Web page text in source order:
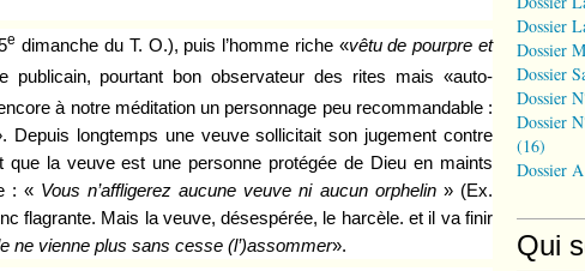
e dimanche du T. O.), puis l’homme riche «vêtu de pourpre et
publicain, pourtant bon observateur des rites mais «auto-
à notre méditation un personnage peu recommandable :
Depuis longtemps une veuve sollicitait son jugement contre
la veuve est une personne protégée de Dieu en maints
: « Vous n’affligerez aucune veuve ni aucun orphelin » (Ex.
flagrante. Mais la veuve, désespérée, le harcèle. et il va finir
ne vienne plus sans cesse (l’)assommer».
Dossier
Dossier
Dossier
Dossier
Dossier
(16)
Dossier
Qui